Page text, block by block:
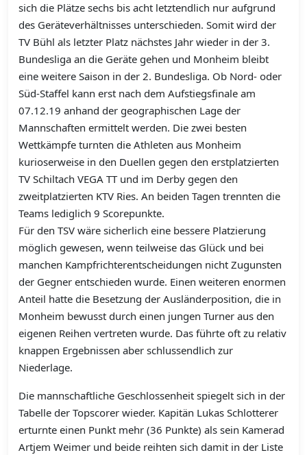
sich die Plätze sechs bis acht letztendlich nur aufgrund
des Geräteverhältnisses unterschieden. Somit wird der
TV Bühl als letzter Platz nächstes Jahr wieder in der 3.
Bundesliga an die Geräte gehen und Monheim bleibt
eine weitere Saison in der 2. Bundesliga. Ob Nord- oder
Süd-Staffel kann erst nach dem Aufstiegsfinale am
07.12.19 anhand der geographischen Lage der
Mannschaften ermittelt werden. Die zwei besten
Wettkämpfe turnten die Athleten aus Monheim
kurioserweise in den Duellen gegen den erstplatzierten
TV Schiltach VEGA TT und im Derby gegen den
zweitplatzierten KTV Ries. An beiden Tagen trennten die
Teams lediglich 9 Scorepunkte.
Für den TSV wäre sicherlich eine bessere Platzierung
möglich gewesen, wenn teilweise das Glück und bei
manchen Kampfrichterentscheidungen nicht Zugunsten
der Gegner entschieden wurde. Einen weiteren enormen
Anteil hatte die Besetzung der Ausländerposition, die in
Monheim bewusst durch einen jungen Turner aus den
eigenen Reihen vertreten wurde. Das führte oft zu relativ
knappen Ergebnissen aber schlussendlich zur
Niederlage.
Die mannschaftliche Geschlossenheit spiegelt sich in der
Tabelle der Topscorer wieder. Kapitän Lukas Schlotterer
erturnte einen Punkt mehr (36 Punkte) als sein Kamerad
Artjem Weimer und beide reihten sich damit in der Liste